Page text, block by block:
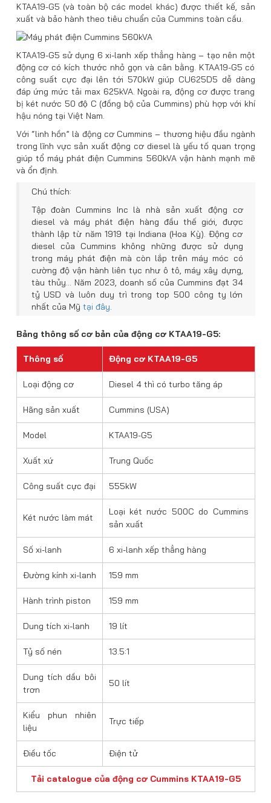
KTAA19-G5 (và toàn bộ các model khác) được thiết kế, sản
xuất và bảo hành theo tiêu chuẩn của Cummins toàn cầu.
KTAA19-G5 sử dụng 6 xi-lanh xếp thẳng hàng – tạo nên một
động cơ có kích thước nhỏ gọn và cân bằng. KTAA19-G5 có
công suất cực đại lên tới 570kW giúp CU625D5 dễ dàng
đáp ứng mức tải max 625kVA. Ngoài ra, động cơ được trang
bị két nước 50 độ C (đồng bộ của Cummins) phù hợp với khí
hậu nóng tại Việt Nam.
Với “linh hồn” là động cơ Cummins – thương hiệu đầu ngành
trong lĩnh vực sản xuất động cơ diesel là yếu tố quan trọng
giúp tổ máy phát điện Cummins 560kVA vận hành mạnh mẽ
và ổn định.
Chú thích:
Tập đoàn Cummins Inc là nhà sản xuất động cơ
diesel và máy phát điện hàng đầu thế giới, được
thành lập từ năm 1919 tại Indiana (Hoa Kỳ). Động cơ
diesel của Cummins không những được sử dụng
trong máy phát điện mà còn lắp trên máy móc có
cường độ vận hành liên tục như ô tô, máy xây dựng,
tàu thủy… Năm 2023, doanh số của Cummins đạt 34
tỷ USD và luôn duy trì trong top 500 công ty lớn
nhất của Mỹ tại đây.
Bảng thông số cơ bản của động cơ KTAA19-G5:
Thông số Động cơ KTAA19-G5
Loại động cơ Diesel 4 thì có turbo tăng áp
Hãng sản xuất Cummins (USA)
Model KTAA19-G5
Xuất xứ Trung Quốc
Công suất cực đại 555kW
Két nước làm mát
Loại két nước 500C do Cummins
sản xuất
Số xi-lanh 6 xi-lanh xếp thẳng hàng
Đường kính xi-lanh 159 mm
Hành trình piston 159 mm
Dung tích xi-lanh 19 lít
Tỷ số nén 13.5:1
Dung tích dầu bôi
trơn
50 lít
Kiểu phun nhiên
liệu
Trực tiếp
Điều tốc Điện tử
Tải catalogue của động cơ Cummins KTAA19-G5